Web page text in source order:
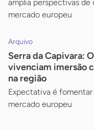
amplia perspectivas
mercado europeu
Arquivo
Serra da Capivara:
vivenciam imersão
na região
Expectativa é
mercado europeu